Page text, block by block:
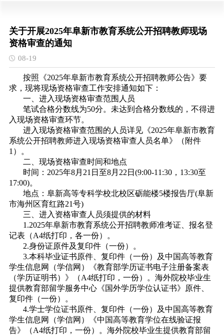
关于开展2025年阜新市教育系统公开招聘教师现场
资格审查的通知
08-19
按照《2025年阜新市教育系统公开招聘教师公告》要
求，现将现场资格审查工作安排通知如下：
一、进入现场资格审查范围人员
笔试合格分数线为50分。未达到合格分数线的，不得进
入现场资格审查环节。
进入现场资格审查范围的人员详见《2025年阜新市教育
系统公开招聘教师进入现场资格审查人员名单》（附件
1）。
二、现场资格审查时间和地点
时间：2025年8月21日至8月22日(9:00-11:30，13:30至
17:00)。
地点：阜新高等专科学校北校区砺能楼5楼报告厅(阜新
市海州区育红路21号)
三、进入资格审查人员须提供的材料
1.2025年阜新市教育系统公开招聘教师准考证、报名登
记表（A4纸打印，各一份）。
2.身份证原件及复印件（一份）。
3.本科毕业证书原件、复印件（一份）及中国高等教育
学生信息网（学信网）《教育部学历证书电子注册备案表
（学历证明书）》（A4纸打印，一份）。海外院校毕业生
提供教育部留学服务中心《国外学历学位认证书》原件、
复印件（一份）。
4.学士学位证书原件、复印件（一份）及中国高等教育
学生信息网（学信网）《中国高等教育学位在线验证报
告》（A4纸打印，一份）。海外院校毕业生提供教育部留